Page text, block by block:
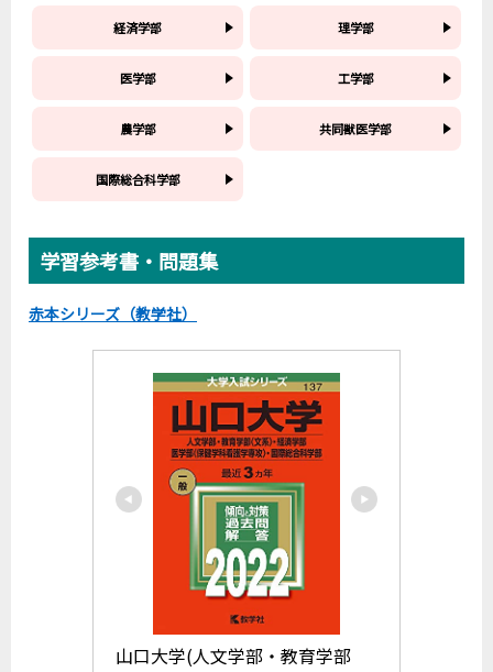
経済学部 理学部
医学部 工学部
農学部 共同獣医学部
国際総合科学部
学習参考書・問題集
赤本シリーズ（教学社）
山口大学(人文学部・教育学部